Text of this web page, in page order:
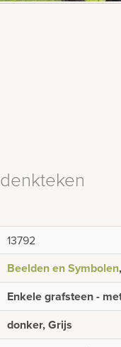
13792
Beelden en Symbolen
Enkele grafsteen -
donker, Grijs